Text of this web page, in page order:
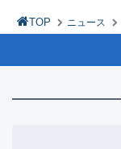
TOP ニュース